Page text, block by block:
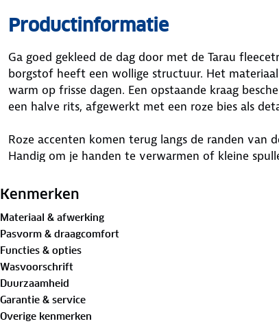
Productinformatie
Ga goed gekleed de dag door met de Tarau
borgstof heeft een wollige structuur. Het
warm op frisse dagen. Een opstaande kraag
een halve rits, afgewerkt met een roze bies als
Roze accenten komen terug langs de randen van
Handig om je handen te verwarmen of kleine
dag aangenamer te maken.
Bewust onderweg met hergebruikt materiaal
100%gerecycled polyester
Is je kleding aan vervanging toe? Lever het in bij
bestemming aan.
Kenmerken
Materiaal & afwerking
Pasvorm & draagcomfort
Functies & opties
Wasvoorschrift
Duurzaamheid
Garantie & service
Overige kenmerken